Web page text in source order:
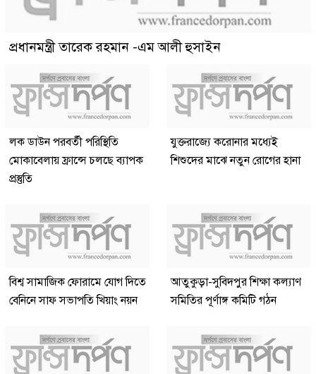
প্রধানমন্ত্রী তারেক রহমান -এম আলী হুসাইন
লক ডাউন পরবর্তী পরিস্থিতি
মোকাবেলায় ফ্রান্সে চলছে ব্যাপক
প্রস্তুতি
যুক্তরাজ্যে করোনার মধ্যেই
শিশুদের মাঝে নতুন রোগের হানা
বিশ্ব সামাজিক ফোরামে যোগ দিতে
বেনিনে সাফ সভাপতি খিয়াং নয়ন
আতুকুড়া-সুবিদপুর শিক্ষা কল্যাণ
সমিতির পূর্ণাঙ্গ কমিটি গঠন